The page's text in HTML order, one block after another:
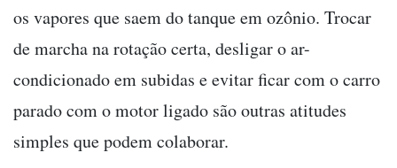
os vapores que saem do tanque em ozônio. Trocar
de marcha na rotação certa, desligar o ar-
condicionado em subidas e evitar ficar com o carro
parado com o motor ligado são outras atitudes
simples que podem colaborar.